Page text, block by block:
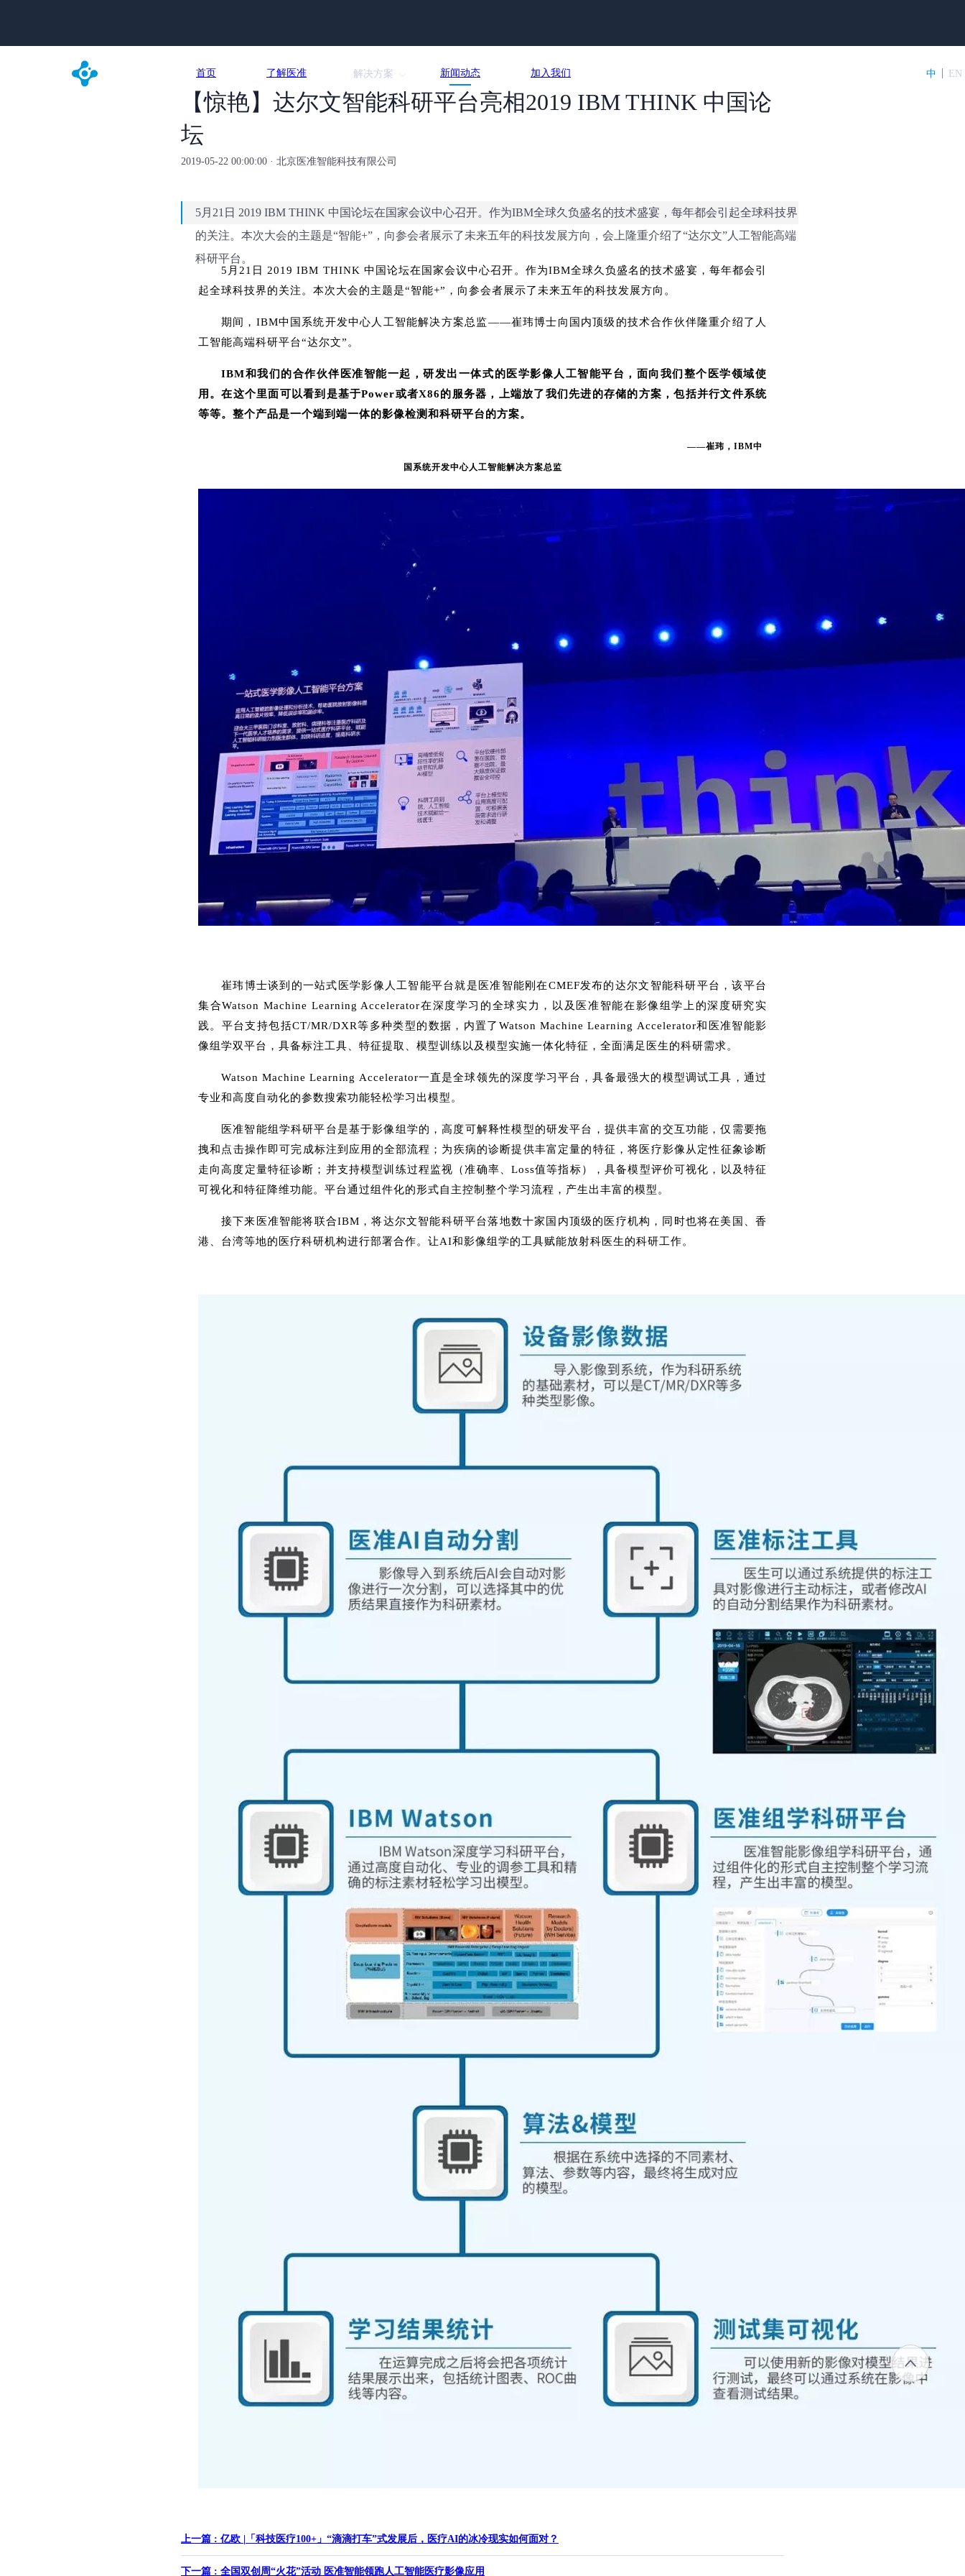
首页 了解医准 解决方案 新闻动态 加入我们 中 EN
【惊艳】达尔文智能科研平台亮相2019 IBM THINK 中国论
坛
2019-05-22 00:00:00 · 北京医准智能科技有限公司
5月21日 2019 IBM THINK 中国论坛在国家会议中心召开。作为IBM全球久负盛名的技术盛宴，每年都会引起全球科技界
的关注。本次大会的主题是“智能+”，向参会者展示了未来五年的科技发展方向，会上隆重介绍了“达尔文”人工智能高端
科研平台。
5月21日 2019 IBM THINK 中国论坛在国家会议中心召开。作为IBM全球久负盛名的技术盛宴，每年都会引
起全球科技界的关注。本次大会的主题是“智能+”，向参会者展示了未来五年的科技发展方向。
期间，IBM中国系统开发中心人工智能解决方案总监——崔玮博士向国内顶级的技术合作伙伴隆重介绍了人
工智能高端科研平台“达尔文”。
IBM和我们的合作伙伴医准智能一起，研发出一体式的医学影像人工智能平台，面向我们整个医学领域使
用。在这个里面可以看到是基于Power或者X86的服务器，上端放了我们先进的存储的方案，包括并行文件系统
等等。整个产品是一个端到端一体的影像检测和科研平台的方案。
——崔玮，IBM中
国系统开发中心人工智能解决方案总监
崔玮博士谈到的一站式医学影像人工智能平台就是医准智能刚在CMEF发布的达尔文智能科研平台，该平台
集合Watson Machine Learning Accelerator在深度学习的全球实力，以及医准智能在影像组学上的深度研究实
践。平台支持包括CT/MR/DXR等多种类型的数据，内置了Watson Machine Learning Accelerator和医准智能影
像组学双平台，具备标注工具、特征提取、模型训练以及模型实施一体化特征，全面满足医生的科研需求。
Watson Machine Learning Accelerator一直是全球领先的深度学习平台，具备最强大的模型调试工具，通过
专业和高度自动化的参数搜索功能轻松学习出模型。
医准智能组学科研平台是基于影像组学的，高度可解释性模型的研发平台，提供丰富的交互功能，仅需要拖
拽和点击操作即可完成标注到应用的全部流程；为疾病的诊断提供丰富定量的特征，将医疗影像从定性征象诊断
走向高度定量特征诊断；并支持模型训练过程监视（准确率、Loss值等指标），具备模型评价可视化，以及特征
可视化和特征降维功能。平台通过组件化的形式自主控制整个学习流程，产生出丰富的模型。
接下来医准智能将联合IBM，将达尔文智能科研平台落地数十家国内顶级的医疗机构，同时也将在美国、香
港、台湾等地的医疗科研机构进行部署合作。让AI和影像组学的工具赋能放射科医生的科研工作。
上一篇 : 亿欧 |「科技医疗100+」“滴滴打车”式发展后，医疗AI的冰冷现实如何面对？
下一篇 : 全国双创周“火花”活动 医准智能领跑人工智能医疗影像应用